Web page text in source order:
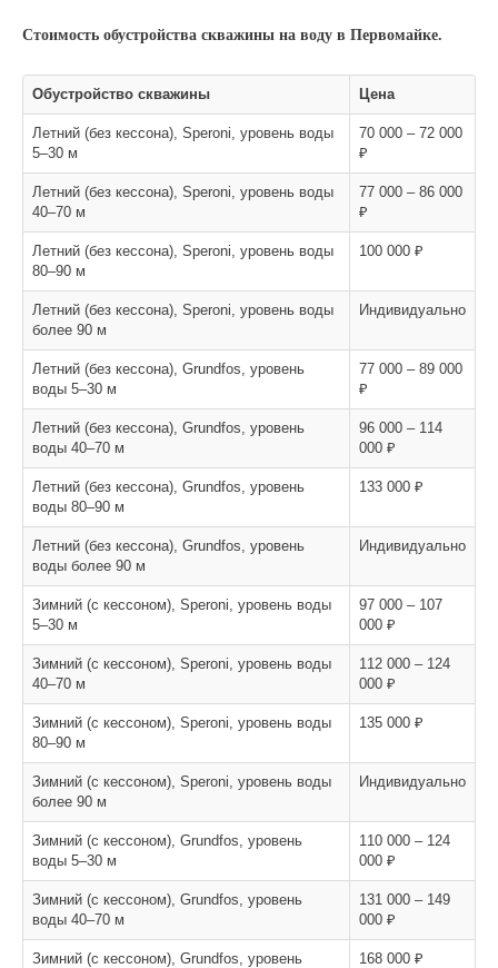
Стоимость обустройства скважины на воду в Первомайке.
Обустройство скважины Цена
Летний (без кессона), Speroni, уровень воды
5–30 м
70 000 – 72 000
₽
Летний (без кессона), Speroni, уровень воды
40–70 м
77 000 – 86 000
₽
Летний (без кессона), Speroni, уровень воды
80–90 м
100 000 ₽
Летний (без кессона), Speroni, уровень воды
более 90 м
Индивидуально
Летний (без кессона), Grundfos, уровень
воды 5–30 м
77 000 – 89 000
₽
Летний (без кессона), Grundfos, уровень
воды 40–70 м
96 000 – 114
000 ₽
Летний (без кессона), Grundfos, уровень
воды 80–90 м
133 000 ₽
Летний (без кессона), Grundfos, уровень
воды более 90 м
Индивидуально
Зимний (с кессоном), Speroni, уровень воды
5–30 м
97 000 – 107
000 ₽
Зимний (с кессоном), Speroni, уровень воды
40–70 м
112 000 – 124
000 ₽
Зимний (с кессоном), Speroni, уровень воды
80–90 м
135 000 ₽
Зимний (с кессоном), Speroni, уровень воды
более 90 м
Индивидуально
Зимний (с кессоном), Grundfos, уровень
воды 5–30 м
110 000 – 124
000 ₽
Зимний (с кессоном), Grundfos, уровень
воды 40–70 м
131 000 – 149
000 ₽
Зимний (с кессоном), Grundfos, уровень
168 000 ₽